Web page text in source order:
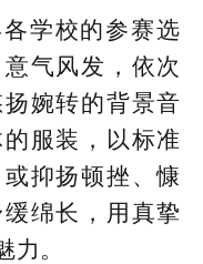
学校的参赛选
气风发，依次
婉转的背景音
服装，以标准
抑扬顿挫、慷
绵长，用真挚
。